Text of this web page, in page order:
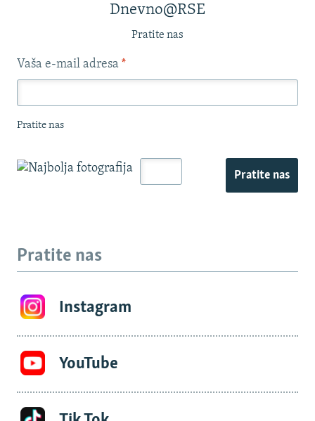
Dnevno@RSE
Pratite nas
Vaša e-mail adresa *
Pratite nas
Pratite nas
Pratite nas
Instagram
YouTube